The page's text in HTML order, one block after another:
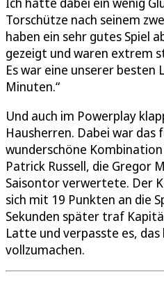
Torschütze nach seinem
haben ein sehr gutes Spiel
gezeigt und waren extrem
Es war eine unserer besten
Minuten.“
Und auch im Powerplay
Hausherren. Dabei war
wunderschöne
Patrick Russell, die Gregor
Saisontor verwertete. Der
sich mit 19 Punkten an die
Sekunden später traf
Latte und verpasste es,
vollzumachen.